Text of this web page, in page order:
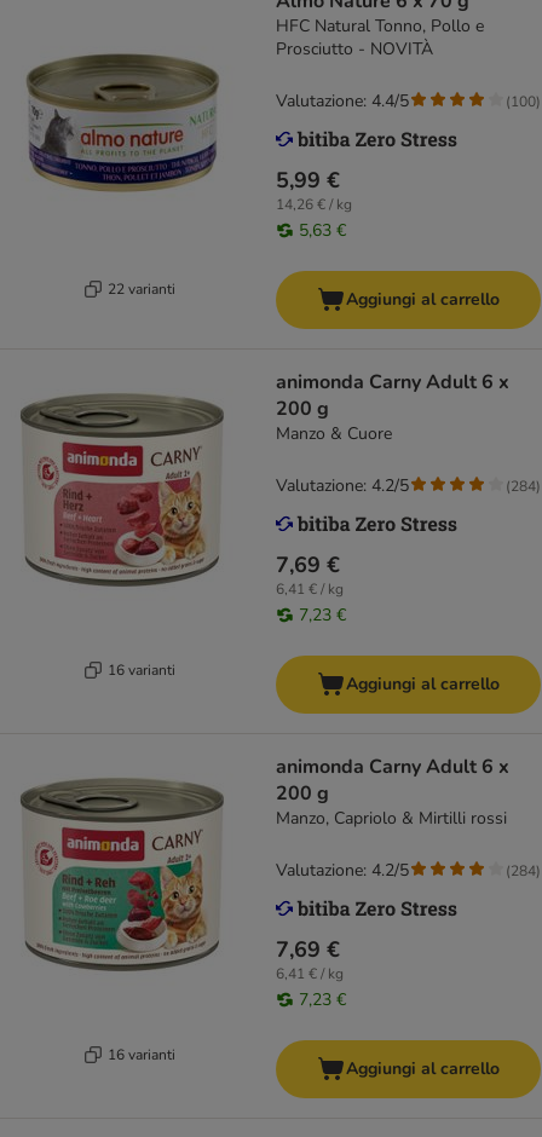
22 varianti
HFC Natural Tonno, Pollo e
Prosciutto - NOVITÀ
5,99 €
14,26 € / kg
5,63 €
Valutazione: 4.4/5 (100)
Aggiungi al carrello
16 varianti
animonda Carny Adult 6 x
200 g
Manzo & Cuore
7,69 €
6,41 € / kg
7,23 €
Valutazione: 4.2/5 (284)
Aggiungi al carrello
16 varianti
animonda Carny Adult 6 x
200 g
Manzo, Capriolo & Mirtilli rossi
7,69 €
6,41 € / kg
7,23 €
Valutazione: 4.2/5 (284)
Aggiungi al carrello